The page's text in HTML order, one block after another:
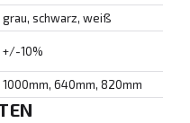
grau, schwarz, weiß
+/-10%
1000mm, 640mm, 820mm